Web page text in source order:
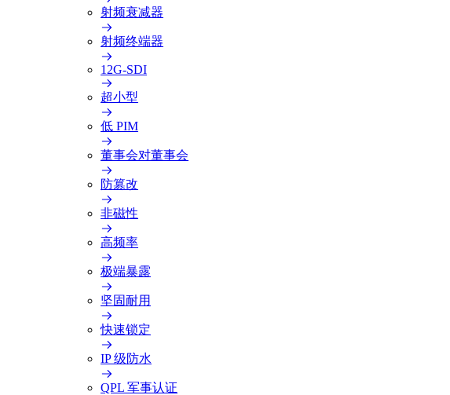
射频衰减器
射频终端器
12G-SDI
超小型
低 PIM
董事会对董事会
防篡改
非磁性
高频率
极端暴露
坚固耐用
快速锁定
IP 级防水
QPL 军事认证